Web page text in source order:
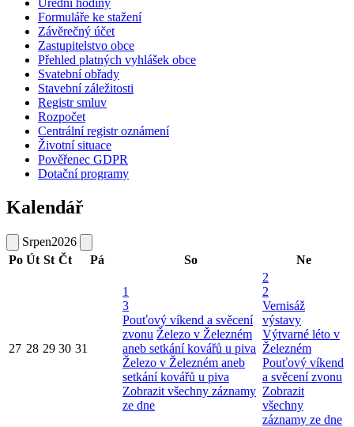
Formuláře ke stažení
Závěrečný účet
Zastupitelstvo obce
Přehled platných vyhlášek obce
Svatební obřady
Stavební záležitosti
Registr smluv
Rozpočet
Centrální registr oznámení
Životní situace
Pověřenec GDPR
Dotační programy
Kalendář
Srpen2026
Po Út St Čt Pá So Ne
27 28 29 30 31
1
3
Pouťový víkend a svěcení
zvonu Železo v Železném
aneb setkání kovářů u piva
Železo v Železném aneb
setkání kovářů u piva
Zobrazit všechny záznamy
ze dne
2
2
Vernisáž
výstavy
Výtvarné léto v
Železném
Pouťový víkend
a svěcení zvonu
Zobrazit
všechny
záznamy ze dne